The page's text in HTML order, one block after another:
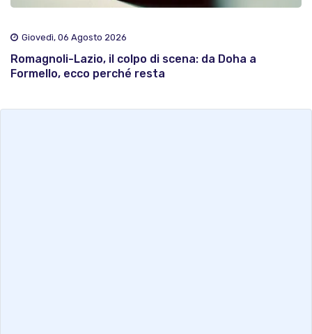
Giovedì, 06 Agosto 2026
Romagnoli-Lazio, il colpo di scena: da Doha a
Formello, ecco perché resta